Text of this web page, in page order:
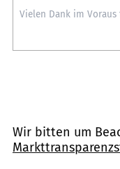
Wir bitten um